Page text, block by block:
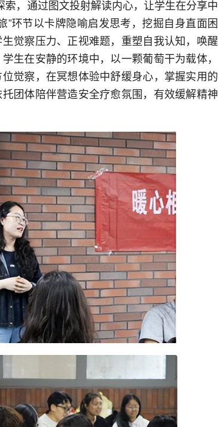
，通过图文投射解读内心，让学生在分享中
”环节以卡牌隐喻启发思考，挖掘自身直面困
觉察压力、正视难题，重塑自我认知，唤醒
生在安静的环境中，以一颗葡萄干为载体，
觉察，在冥想体验中舒缓身心，掌握实用的
团体陪伴营造安全疗愈氛围，有效缓解精神